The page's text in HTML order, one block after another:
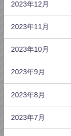
2023年12月
2023年11月
2023年10月
2023年9月
2023年8月
2023年7月